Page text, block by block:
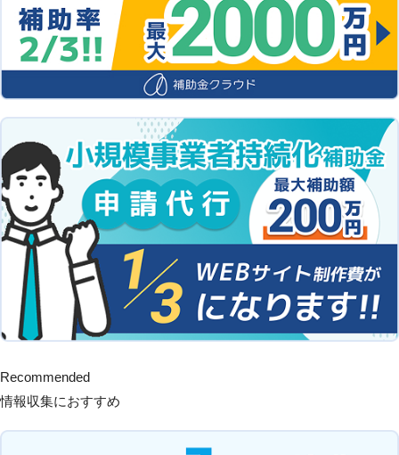
Recommended
情報収集におすすめ